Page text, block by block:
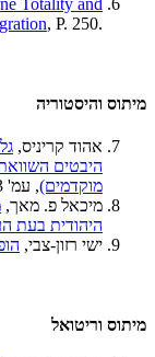
, P. 250.
מיתוס והיסטוריה
אהוד קריניס,
היבטים
מוקדמים), עמ' 253 – 305.
מיכאל פ. מאך,
היהודית בעת
ישי רזון-צבי,
מיתוס וריטואל